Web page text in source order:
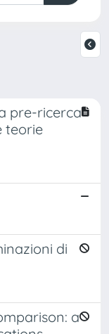
pre-ricerca
teorie
di
a